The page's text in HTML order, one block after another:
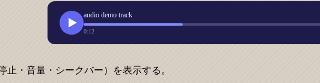
audio demo track
0:12
・音量・シークバー）を表示する。